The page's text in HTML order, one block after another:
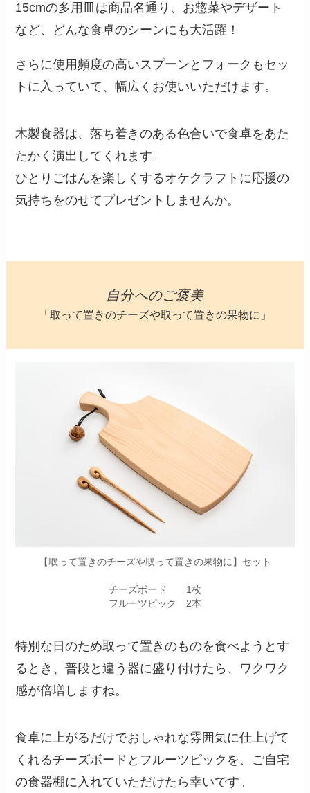
15cmの多用皿は商品名通り、お惣菜やデザート
など、どんな食卓のシーンにも大活躍！
さらに使用頻度の高いスプーンとフォークもセッ
トに入っていて、幅広くお使いいただけます。
木製食器は、落ち着きのある色合いで食卓をあた
たかく演出してくれます。
ひとりごはんを楽しくするオケクラフトに応援の
気持ちをのせてプレゼントしませんか。
自分へのご褒美
「取って置きのチーズや取って置きの果物に」
【取って置きのチーズや取って置きの果物に】セット
チーズボード 1枚
フルーツピック 2本
特別な日のため取って置きのものを食べようとす
るとき、普段と違う器に盛り付けたら、ワクワク
感が倍増しますね。
食卓に上がるだけでおしゃれな雰囲気に仕上げて
くれるチーズボードとフルーツピックを、ご自宅
の食器棚に入れていただけたら幸いです。